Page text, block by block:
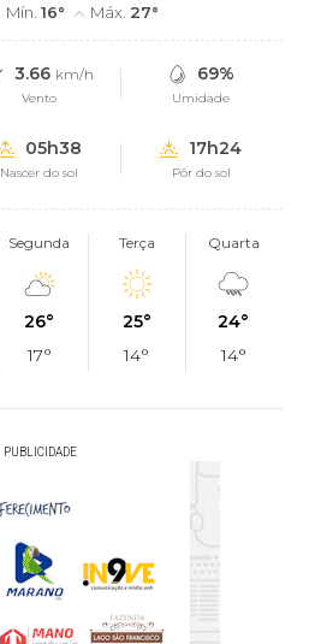
Mín.16° Máx. 27°
3.66 km/h
Vento
69%
Umidade
05h38
Nascer do sol
17h24
Pôr do sol
Segunda
26°
17°
Terça
25°
14°
Quarta
24°
14°
PUBLICIDADE